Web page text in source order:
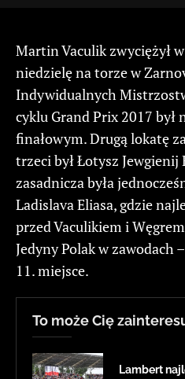
Martin Vaculik zwyciężył
niedzielę na torze w
Indywidualnych
cyklu Grand Prix 2017 był
finałowym. Drugą lokatę
trzeci był Łotysz Jewgienij
zasadnicza była
Ladislava Eliasa, gdzie
przed Vaculikiem i
Jedyny Polak w zawodach
11. miejsce.
To może Cię
Lambert